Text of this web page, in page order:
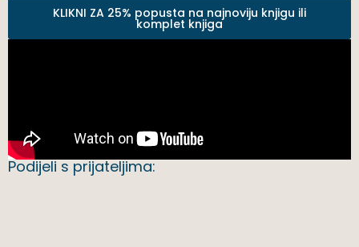
KLIKNI ZA 25% popusta na najnoviju knjigu ili
komplet knjiga
Podijeli s prijateljima: